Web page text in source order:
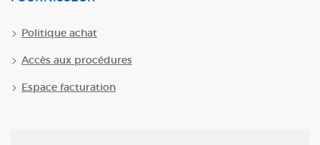
Politique achat
Accès aux procédures
Espace facturation